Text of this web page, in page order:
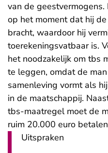
van de
op het moment dat hij
bracht, waardoor hij
toerekeningsvatbaar is.
het noodzakelijk om tbs
te leggen, omdat de
samenleving vormt als
in de maatschappij.
tbs-maatregel moet de
ruim 20.000 euro
Uitspraken